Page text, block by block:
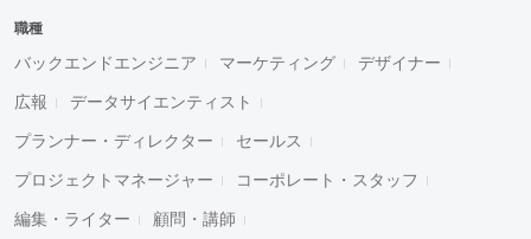
職種
バックエンドエンジニア マーケティング デザイナー
広報 データサイエンティスト
プランナー・ディレクター セールス
プロジェクトマネージャー コーポレート・スタッフ
編集・ライター 顧問・講師